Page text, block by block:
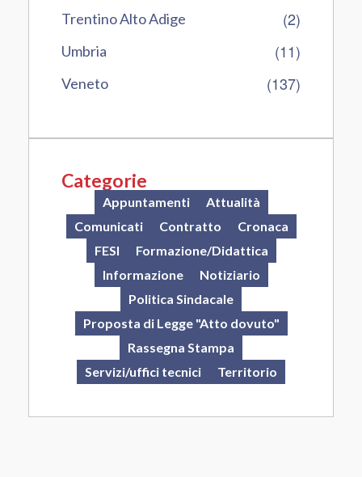
Trentino Alto Adige (2)
Umbria (11)
Veneto (137)
Categorie
Appuntamenti
Attualità
Comunicati
Contratto
Cronaca
FESI
Formazione/Didattica
Informazione
Notiziario
Politica Sindacale
Proposta di Legge "Atto dovuto"
Rassegna Stampa
Servizi/uffici tecnici
Territorio